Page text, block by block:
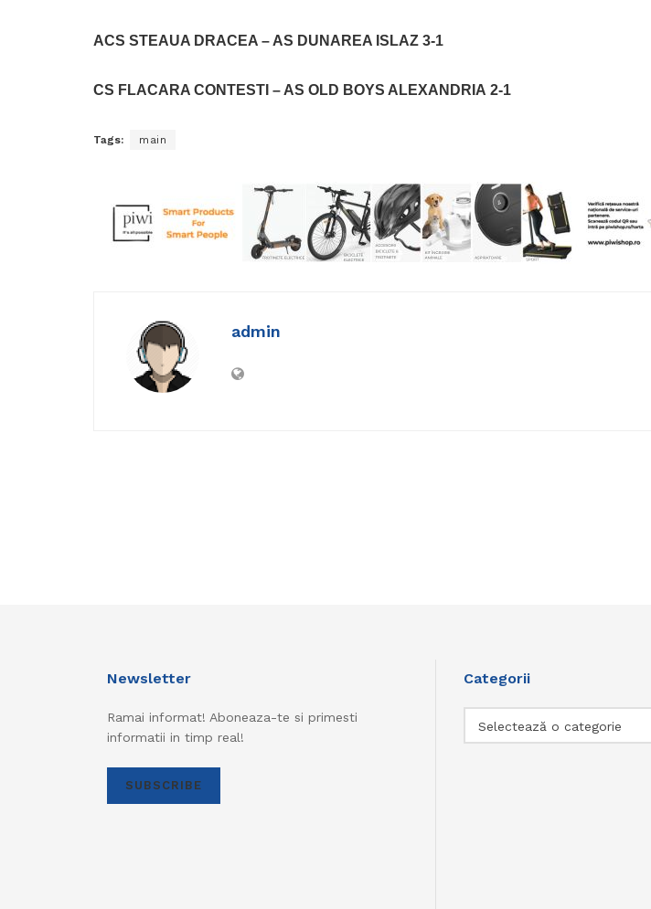
ACS STEAUA DRACEA – AS DUNAREA ISLAZ 3-1
CS FLACARA CONTESTI – AS OLD BOYS ALEXANDRIA 2-1
Tags: main
admin
Newsletter
Ramai informat! Aboneaza-te si primesti
informatii in timp real!
SUBSCRIBE
Categorii
Selectează o categorie